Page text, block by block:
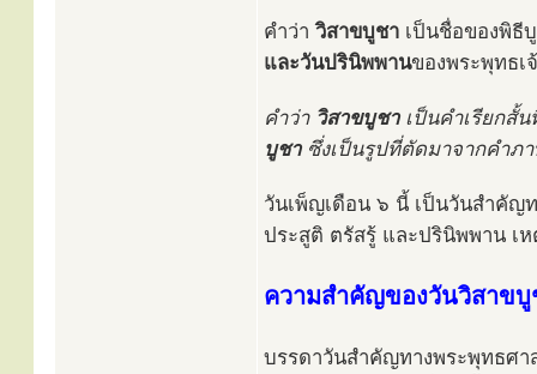
คำว่าวิสาขบูชา เป็นชื่อของพิธี
และวันปรินิพพานของพระพุทธเ
คำว่า วิสาขบูชาเป็นคำเรียกสั้
บูชาซึ่งเป็นรูปที่ตัดมาจากคำภ
วันเพ็ญเดือน ๖ นี้ เป็นวันสำคัญ
ประสูติ ตรัสรู้ และปรินิพพาน เ
ความสำคัญของวันวิสาขบู
บรรดาวันสำคัญทางพระพุทธศ